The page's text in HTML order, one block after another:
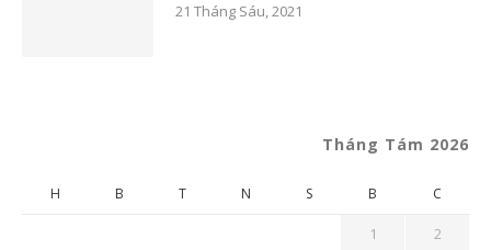
21 Tháng Sáu, 2021
Tháng Tám 2026
H B T N S B C
1
2